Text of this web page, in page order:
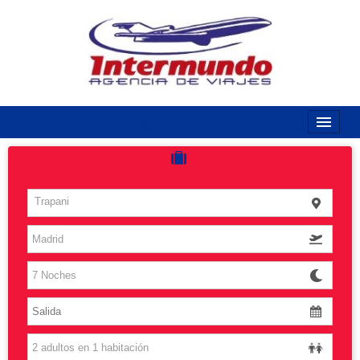
Costas
Vuelos
Islas
Caribe
Grandes Viajes
Trapani